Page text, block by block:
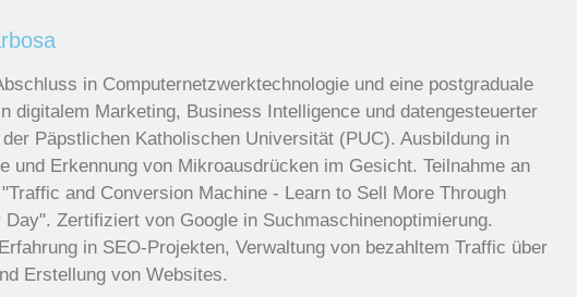
in Computernetzwerktechnologie und eine postgraduale
digitalem Marketing, Business Intelligence und datengesteuerter
Päpstlichen Katholischen Universität (PUC). Ausbildung in
und Erkennung von Mikroausdrücken im Gesicht. Teilnahme an
and Conversion Machine - Learn to Sell More Through
Day". Zertifiziert von Google in Suchmaschinenoptimierung.
in SEO-Projekten, Verwaltung von bezahltem Traffic über
Erstellung von Websites.